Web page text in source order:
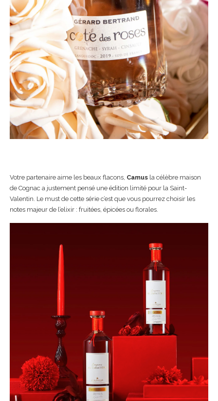
Votre partenaire aime les beaux flacons, Camus la célèbre maison
de Cognac a justement pensé une édition limité pour la Saint-
Valentin. Le must de cette série c’est que vous pourrez choisir les
notes majeur de l’elixir : fruitées, épicées ou florales.